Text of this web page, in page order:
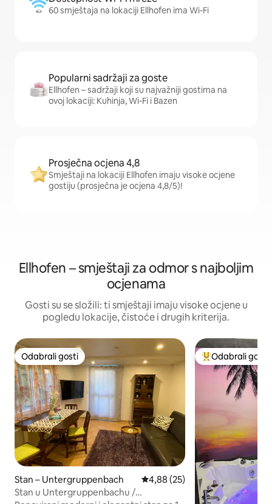
60 smještaja na lokaciji Ellhofen ima Wi-Fi
Popularni sadržaji za goste
Ellhofen – sadržaji koji su najvažniji gostima na
ovoj lokaciji: Kuhinja, Wi-Fi i Bazen
Prosječna ocjena 4,8
Smještaji na lokaciji Ellhofen imaju visoke ocjene
gostiju (prosječna je ocjena 4,8/5)!
Ellhofen – smještaji za odmor s najboljim
ocjenama
Gosti su se složili: ti smještaji imaju visoke ocjene u
pogledu lokacije, čistoće i drugih kriterija.
Odabrali gosti
Odabrali gosti
Stan – Untergruppenbach Prosječna ocjena: 4,88/5,
4,88 (25)
Stan u Untergruppenbachu /
Među najviše
Odabrali gosti